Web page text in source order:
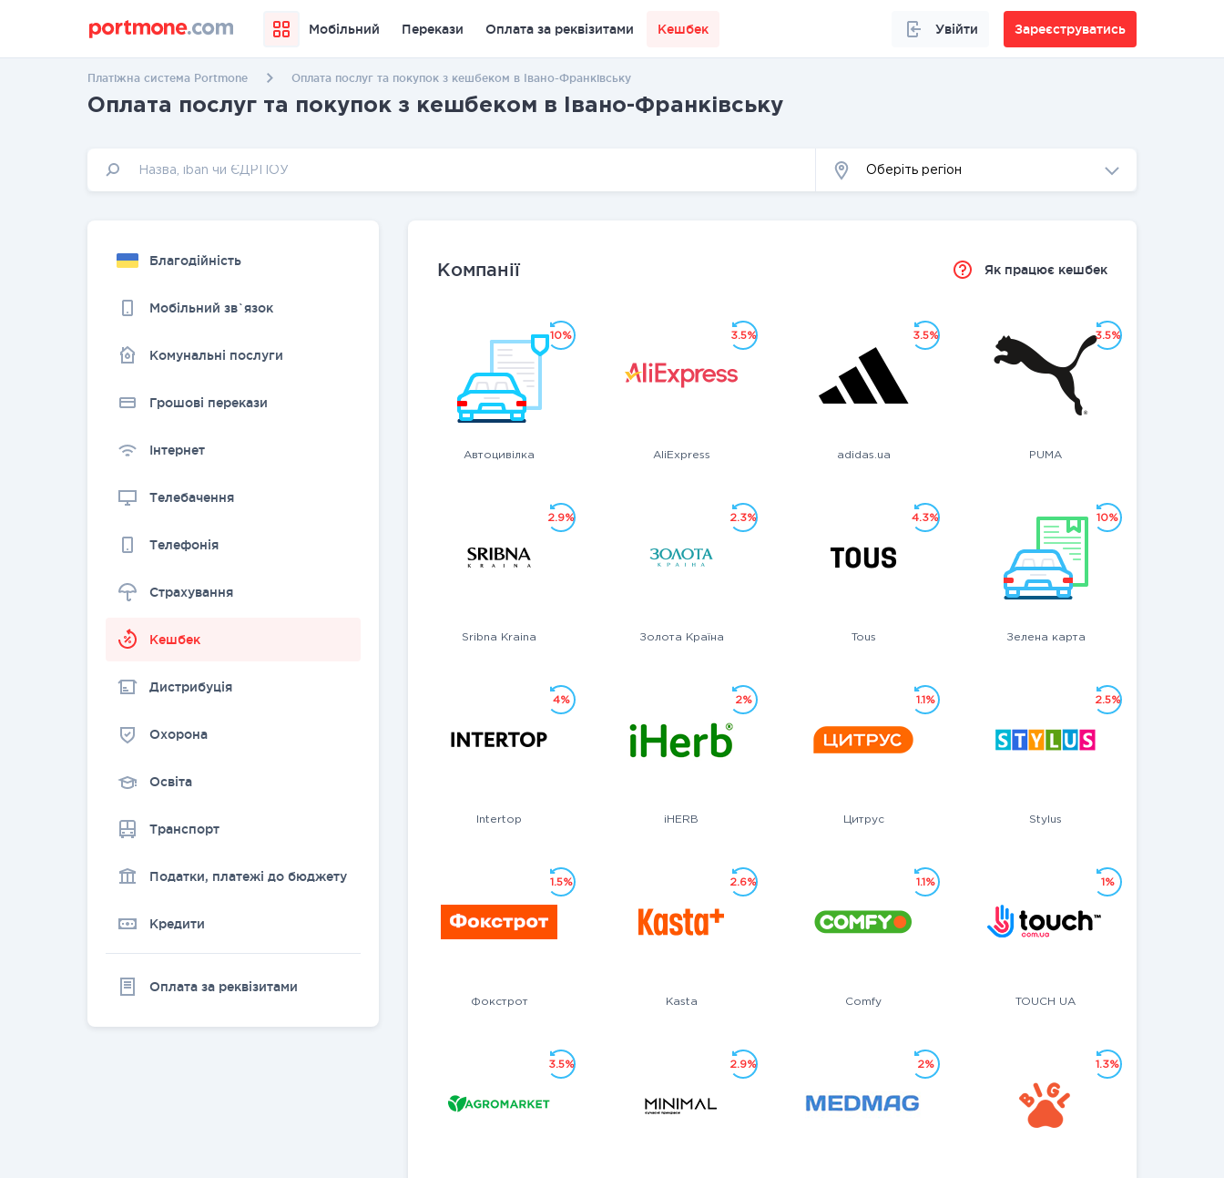
Мобільний Перекази Оплата за реквізитами Кешбек Увійти Зареєструватись
Платіжна система Portmone Оплата послуг та покупок з кешбеком в Івано-Франківську
Оплата послуг та покупок з кешбеком в Івано-Франківську
Оберіть регіон
Благодійність
Мобільний зв`язок
Комунальні послуги
Грошовi перекази
Інтернет
Телебачення
Телефонія
Страхування
Kешбек
Дистрибуція
Охорона
Освіта
Транспорт
Податки, платежі до бюджету
Кредити
Оплата за реквізитами
Компанії Як працює кешбек
Автоцивілка
10%
AliExpress
3.5%
adidas.ua
3.5%
PUMA
3.5%
Sribna Kraina
2.9%
Золота Країна
2.3%
Tous
4.3%
Зелена карта
10%
Intertop
4%
iHERB
2%
Цитрус
1.1%
Stylus
2.5%
Фокстрот
1.5%
Kasta
2.6%
Comfy
1.1%
TOUCH UA
1%
3.5% 2.9% 2% 1.3%